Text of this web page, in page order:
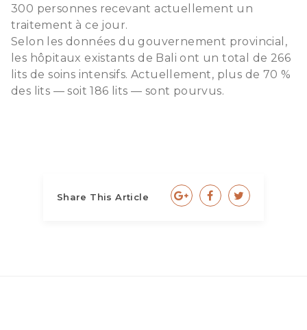
300 personnes recevant actuellement un
traitement à ce jour.
Selon les données du gouvernement provincial,
les hôpitaux existants de Bali ont un total de 266
lits de soins intensifs. Actuellement, plus de 70 %
des lits — soit 186 lits — sont pourvus.
Share This Article